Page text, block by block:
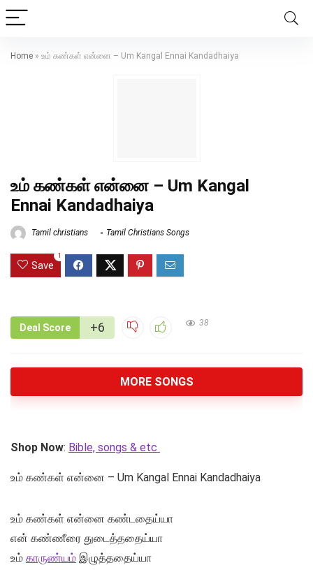
Home » உம் கண்கள் என்னை – Um Kangal Ennai Kandadhaiya
உம் கண்கள் என்னை – Um Kangal
Ennai Kandadhaiya
Tamil christians Tamil Christians Songs
Save
1
Deal Score +6 38
MORE SONGS
Shop Now: Bible, songs & etc
உம் கண்கள் என்னை – Um Kangal Ennai Kandadhaiya
உம் கண்கள் என்னை கண்டதைய்யா
என் கண்ணீரை துடைத்ததைய்யா
உம் காருண்யம் இழுத்ததைய்யா